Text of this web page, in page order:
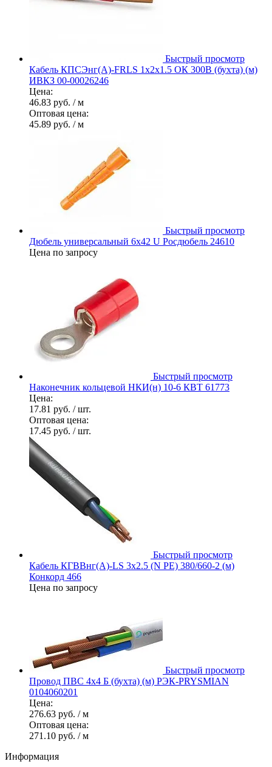
Быстрый просмотр
Кабель КПСЭнг(А)-FRLS 1х2х1.5 ОК 300В (бухта) (м)
ИВКЗ 00-00026246
Цена:
46.83 руб. / м
Оптовая цена:
45.89 руб. / м
Быстрый просмотр
Дюбель универсальный 6х42 U Росдюбель 24610
Цена по запросу
Быстрый просмотр
Наконечник кольцевой НКИ(н) 10-6 КВТ 61773
Цена:
17.81 руб. / шт.
Оптовая цена:
17.45 руб. / шт.
Быстрый просмотр
Кабель КГВВнг(А)-LS 3х2.5 (N PE) 380/660-2 (м)
Конкорд 466
Цена по запросу
Быстрый просмотр
Провод ПВС 4х4 Б (бухта) (м) РЭК-PRYSMIAN
0104060201
Цена:
276.63 руб. / м
Оптовая цена:
271.10 руб. / м
Информация